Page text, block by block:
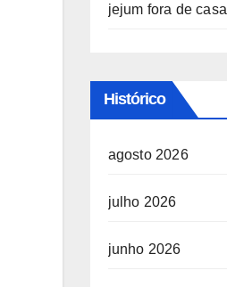
jejum fora de casa
Histórico
agosto 2026
julho 2026
junho 2026